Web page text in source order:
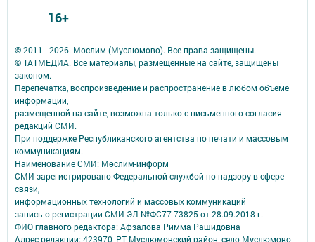
© 2011 - 2026. Мослим (Муслюмово). Все права защищены.
© ТАТМЕДИА. Все материалы, размещенные на сайте, защищены
законом.
Перепечатка, воспроизведение и распространение в любом объеме
информации,
размещенной на сайте, возможна только с письменного согласия
редакций СМИ.
При поддержке Республиканского агентства по печати и массовым
коммуникациям.
Наименование СМИ: Мөслим-информ
СМИ зарегистрировано Федеральной службой по надзору в сфере
связи,
информационных технологий и массовых коммуникаций
запись о регистрации СМИ ЭЛ №ФС77-73825 от 28.09.2018 г.
ФИО главного редактора: Афзалова Римма Рашидовна
Адрес редакции: 423970, РТ, Муслюмовский район, село Муслюмово,
16+